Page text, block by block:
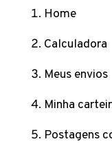
Home
Calculadora
Meus envios
Minha
Postagens